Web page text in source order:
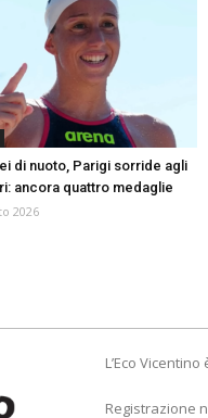
di nuoto, Parigi sorride agli
ancora quattro medaglie
2026
L’Eco
Registrazione